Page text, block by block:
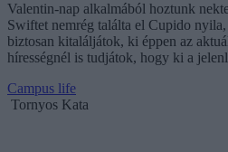
Valentin-nap alkalmából hoztunk
Swiftet nemrég találta el Cupido
biztosan kitaláljátok, ki éppen az
hírességnél is tudjátok, hogy ki a
Campus life
Tornyos Kata